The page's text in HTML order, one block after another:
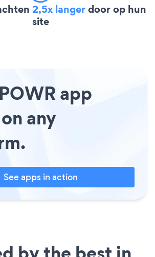
2,5x langerdoor op hun
site
app
any
See apps in action